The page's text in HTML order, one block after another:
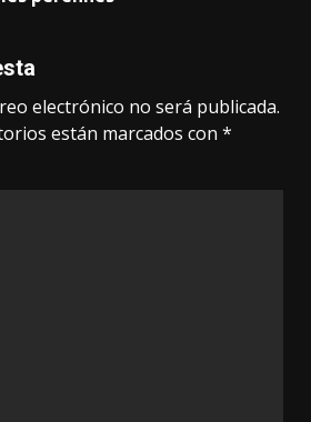
electrónico no será publicada.
están marcados con *